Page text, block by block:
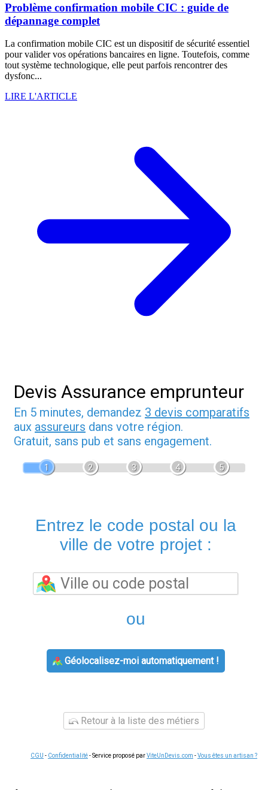
Problème confirmation mobile CIC : guide de
dépannage complet
La confirmation mobile CIC est un dispositif de sécurité essentiel
pour valider vos opérations bancaires en ligne. Toutefois, comme
tout système technologique, elle peut parfois rencontrer des
dysfonc...
LIRE L'ARTICLE
Devis Assurance emprunteur
En 5 minutes, demandez 3 devis comparatifs
aux assureurs dans votre région.
Gratuit, sans pub et sans engagement.
1 2 3 4 5
Entrez le code postal ou la
ville de votre projet :
ou
Géolocalisez-moi automatiquement !
Retour à la liste des métiers
CGU - Confidentialité- Service proposé parViteUnDevis.com -Vous êtes un artisan ?